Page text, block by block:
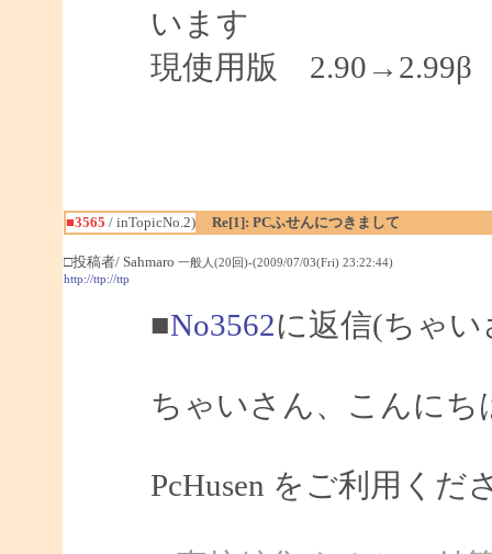
います
現使用版 2.90→2.99β
■3565 / inTopicNo.2) Re[1]: PCふせんにつきまして
□投稿者/ Sahmaro 一般人(20回)-(2009/07/03(Fri) 23:22:44)
http://ttp://ttp
■No3562に返信(ちゃ
ちゃいさん、こんにち
PcHusen をご利用く